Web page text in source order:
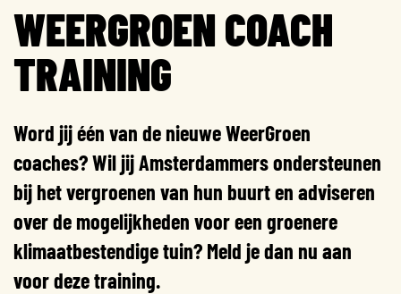
WEERGROEN COACH
TRAINING
Word jij één van de nieuwe WeerGroen
coaches? Wil jij Amsterdammers ondersteunen
bij het vergroenen van hun buurt en adviseren
over de mogelijkheden voor een groenere
klimaatbestendige tuin? Meld je dan nu aan
voor deze training.